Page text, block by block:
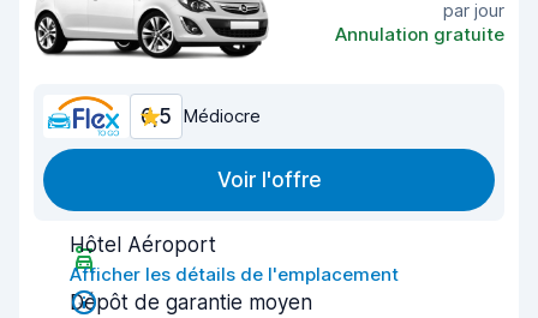
par jour
Annulation gratuite
6,5 Médiocre
Voir l'offre
Hôtel Aéroport
Afficher les détails de l'emplacement
Dépôt de garantie moyen